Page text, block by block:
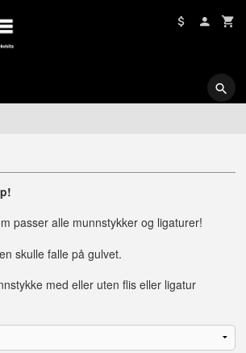
passer alle munnstykker og ligaturer!
skulle falle på gulvet.
med eller uten flis eller ligatur